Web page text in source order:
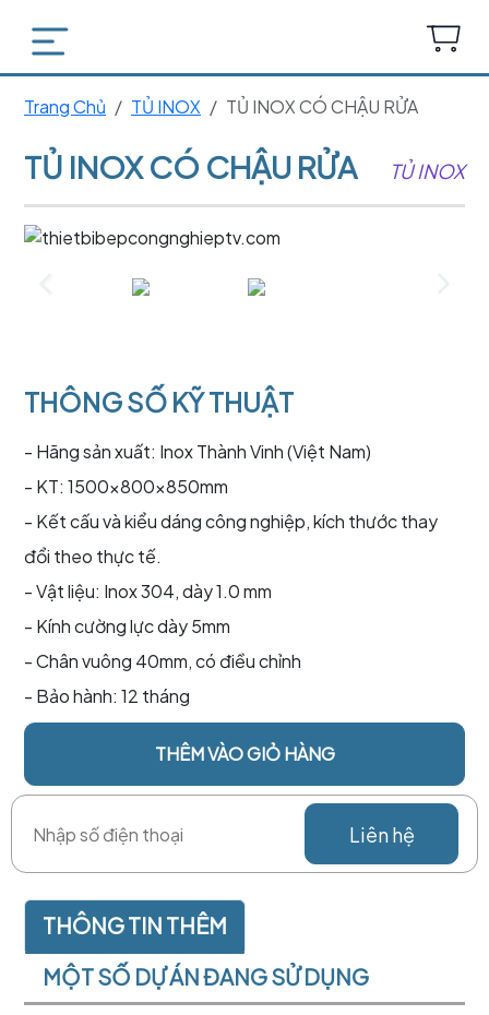
Trang Chủ TỦ INOX TỦ INOX CÓ CHẬU RỬA
TỦ INOX CÓ CHẬU RỬA TỦ INOX
THÔNG SỐ KỸ THUẬT
- Hãng sản xuất: Inox Thành Vinh (Việt Nam)
- KT: 1500x800x850mm
- Kết cấu và kiểu dáng công nghiệp, kích thước thay
đổi theo thực tế.
- Vật liệu: Inox 304, dày 1.0 mm
- Kính cường lực dày 5mm
- Chân vuông 40mm, có điều chỉnh
- Bảo hành: 12 tháng
THÊM VÀO GIỎ HÀNG
Liên hệ
THÔNG TIN THÊM
MỘT SỐ DỰ ÁN ĐANG SỬ DỤNG